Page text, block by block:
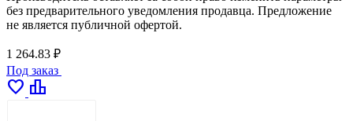
без предварительного уведомления продавца. Предложение
не является публичной офертой.
1 264.83 ₽
Под заказ
favorite leaderboard